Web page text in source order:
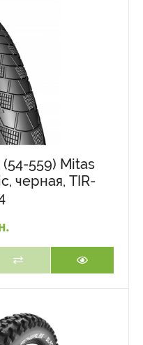
559) Mitas
черная, TIR-